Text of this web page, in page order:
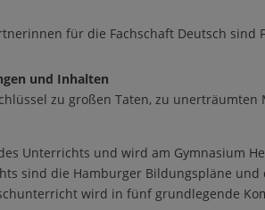
für die Fachschaft Deutsch sind
und Inhalten
üssel zu großen Taten, zu unerträumten
Unterrichts und wird am Gymnasium
sind die Hamburger Bildungspläne und
wird in fünf grundlegende